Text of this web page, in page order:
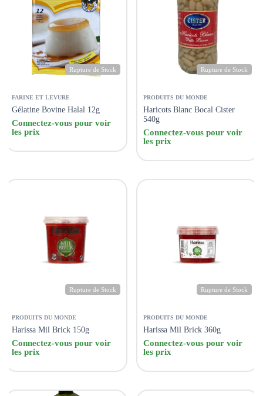
Rupture de Stock
FARINE ET LEVURE
Gélatine Bovine Halal 12g
Connectez-vous pour voir
les prix
Rupture de Stock
PRODUITS DU MONDE
Haricots Blanc Bocal Cister
540g
Connectez-vous pour voir
les prix
Rupture de Stock
PRODUITS DU MONDE
Harissa Mil Brick 150g
Connectez-vous pour voir
les prix
Rupture de Stock
PRODUITS DU MONDE
Harissa Mil Brick 360g
Connectez-vous pour voir
les prix